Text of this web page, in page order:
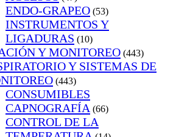
ENDO-GRAPEO (53)
INSTRUMENTOS Y
LIGADURAS (10)
Y MONITOREO (443)
Y SISTEMAS DE
(443)
CONSUMIBLES
CAPNOGRAFÍA (66)
CONTROL DE LA